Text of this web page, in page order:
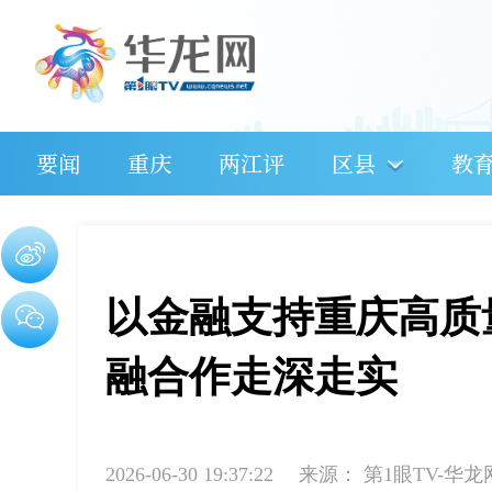
要闻 重庆 两江评 区县 教
以金融支持重庆高
融合作走深走实
2026-06-30 19:37:22 来源： 第1眼TV-华龙